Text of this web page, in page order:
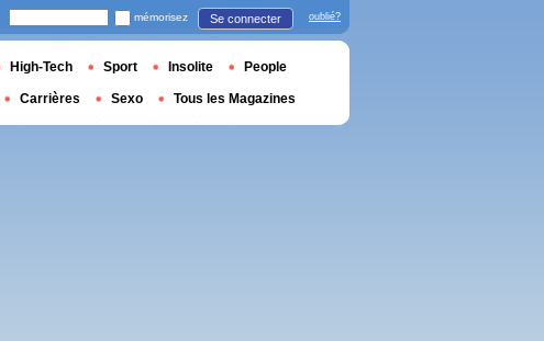
mémorisez Se connecter oublié?
High-Tech Sport Insolite People
Carrières Sexo Tous les Magazines